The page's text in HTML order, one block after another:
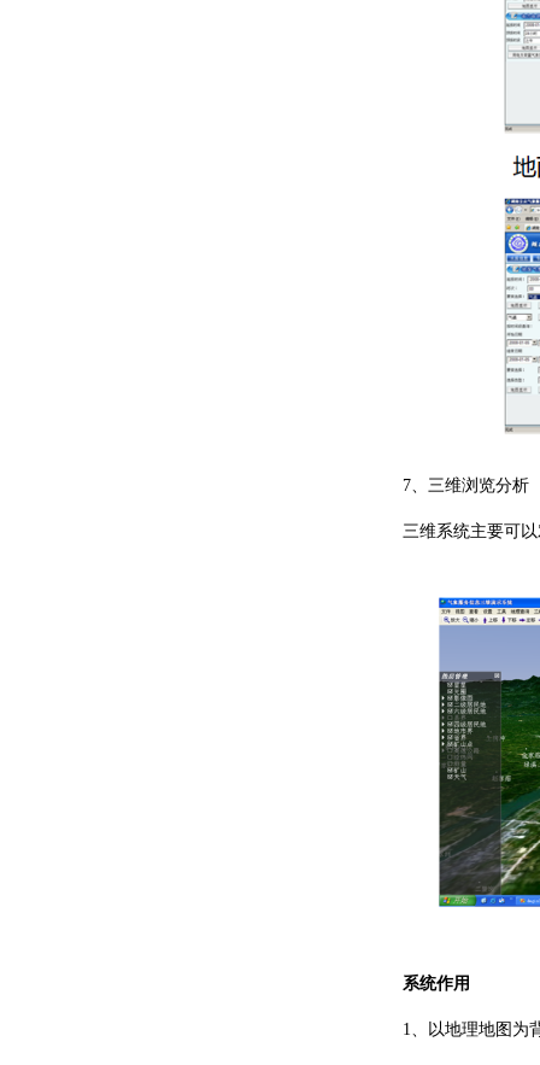
7、三维浏览分析
三维系统主要可以
系统作用
1、以地理地图为背